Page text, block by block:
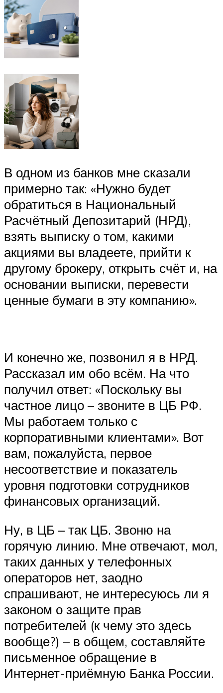
В одном из банков мне сказали
примерно так: «Нужно будет
обратиться в Национальный
Расчётный Депозитарий (НРД),
взять выписку о том, какими
акциями вы владеете, прийти к
другому брокеру, открыть счёт и, на
основании выписки, перевести
ценные бумаги в эту компанию».
И конечно же, позвонил я в НРД.
Рассказал им обо всём. На что
получил ответ: «Поскольку вы
частное лицо – звоните в ЦБ РФ.
Мы работаем только с
корпоративными клиентами». Вот
вам, пожалуйста, первое
несоответствие и показатель
уровня подготовки сотрудников
финансовых организаций.
Ну, в ЦБ – так ЦБ. Звоню на
горячую линию. Мне отвечают, мол,
таких данных у телефонных
операторов нет, заодно
спрашивают, не интересуюсь ли я
законом о защите прав
потребителей (к чему это здесь
вообще?) – в общем, составляйте
письменное обращение в
Интернет-приёмную Банка России.